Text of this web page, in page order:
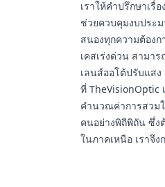
เราให้คำปรึกษาเ
ช่วยควบคุมงบประ
สนองทุกความต้อง
เคสเร่งด่วน สามา
เลนส์ออโต้ปรับแส
ที่ TheVisionOptic
คำนวณค่าการสวม
คนอย่างพิถีพิถัน ซึ่ง
ในภาคเหนือ เราจึ